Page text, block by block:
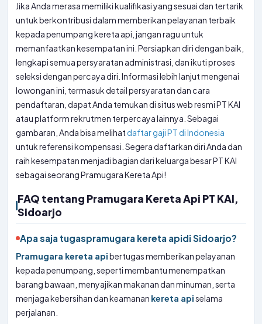
Jika Anda merasa memiliki kualifikasi yang sesuai dan tertarik
untuk berkontribusi dalam memberikan pelayanan terbaik
kepada penumpang kereta api, jangan ragu untuk
memanfaatkan kesempatan ini. Persiapkan diri dengan baik,
lengkapi semua persyaratan administrasi, dan ikuti proses
seleksi dengan percaya diri. Informasi lebih lanjut mengenai
lowongan ini, termasuk detail persyaratan dan cara
pendaftaran, dapat Anda temukan di situs web resmi PT KAI
atau platform rekrutmen terpercaya lainnya. Sebagai
gambaran, Anda bisa melihat daftar gaji PT di Indonesia
untuk referensi kompensasi. Segera daftarkan diri Anda dan
raih kesempatan menjadi bagian dari keluarga besar PT KAI
sebagai seorang Pramugara Kereta Api!
FAQ tentang Pramugara Kereta Api PT KAI,
Sidoarjo
Apa saja tugaspramugara kereta apidi Sidoarjo?
Pramugara kereta apibertugas memberikan pelayanan
kepada penumpang, seperti membantu menempatkan
barang bawaan, menyajikan makanan dan minuman, serta
menjaga kebersihan dan keamanan kereta apiselama
perjalanan.